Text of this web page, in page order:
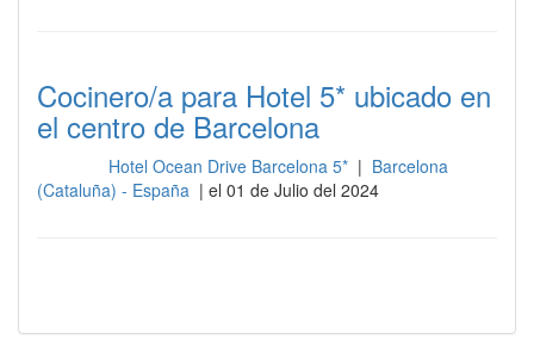
Cocinero/a para Hotel 5* ubicado en
el centro de Barcelona
Hotel Ocean Drive Barcelona 5* | Barcelona
(Cataluña) - España | el 01 de Julio del 2024